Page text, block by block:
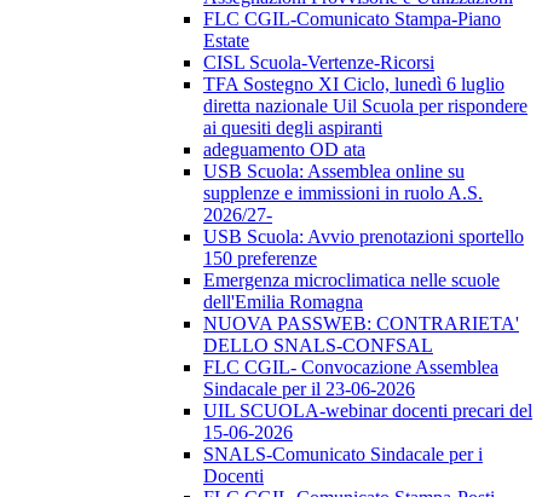
FLC CGIL-Comunicato Stampa-Piano
Estate
CISL Scuola-Vertenze-Ricorsi
TFA Sostegno XI Ciclo, lunedì 6 luglio
diretta nazionale Uil Scuola per rispondere
ai quesiti degli aspiranti
adeguamento OD ata
USB Scuola: Assemblea online su
supplenze e immissioni in ruolo A.S.
2026/27-
USB Scuola: Avvio prenotazioni sportello
150 preferenze
Emergenza microclimatica nelle scuole
dell'Emilia Romagna
NUOVA PASSWEB: CONTRARIETA'
DELLO SNALS-CONFSAL
FLC CGIL- Convocazione Assemblea
Sindacale per il 23-06-2026
UIL SCUOLA-webinar docenti precari del
15-06-2026
SNALS-Comunicato Sindacale per i
Docenti